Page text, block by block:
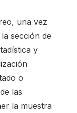
una vez
sección de
y
o
las
la muestra